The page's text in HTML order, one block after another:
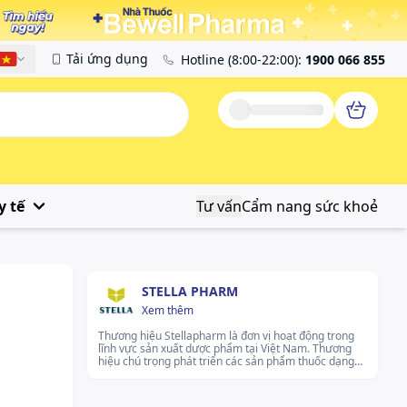
Việt Tải ứng dụng Hotline (8:00-22:00): 1900 066 855
tế Tư vấnCẩm nang sức khoẻ
STELLA PHARM
Xem thêm
Thương hiệu Stellapharm là đơn vị hoạt động trong
lĩnh vực sản xuất dược phẩm tại Việt Nam. Thương
hiệu chú trọng phát triển các sản phẩm thuốc dạng